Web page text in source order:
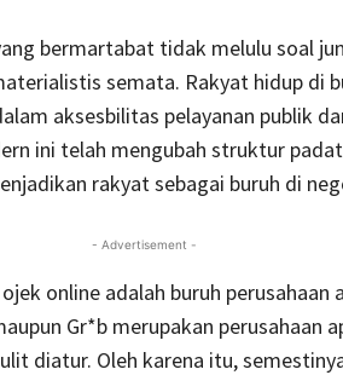
bermartabat tidak melulu soal
semata. Rakyat hidup di
aksesbilitas pelayanan publik
ini telah mengubah struktur
rakyat sebagai buruh di
- Advertisement -
online adalah buruh perusahaan
Gr*b merupakan perusahaan
diatur. Oleh karena itu,